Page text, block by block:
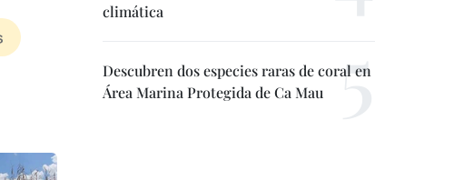
climática
Descubren dos especies raras de coral en
Área Marina Protegida de Ca Mau